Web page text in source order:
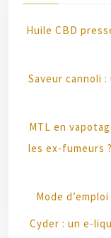
Huile CBD
Saveur cannoli
MTL en
les ex-fumeurs
Mode
Cyder : un e-